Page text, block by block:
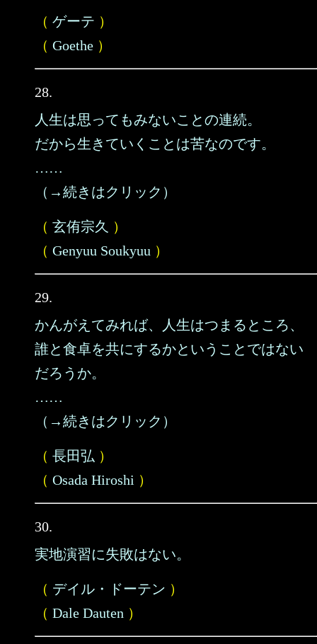
（ ゲーテ ）
（ Goethe ）
28.
人生は思ってもみないことの連続。
だから生きていくことは苦なのです。
……
（→続きはクリック）
（ 玄侑宗久 ）
（ Genyuu Soukyuu ）
29.
かんがえてみれば、人生はつまるところ、
誰と食卓を共にするかということではない
だろうか。
……
（→続きはクリック）
（ 長田弘 ）
（ Osada Hiroshi ）
30.
実地演習に失敗はない。
（ デイル・ドーテン ）
（ Dale Dauten ）